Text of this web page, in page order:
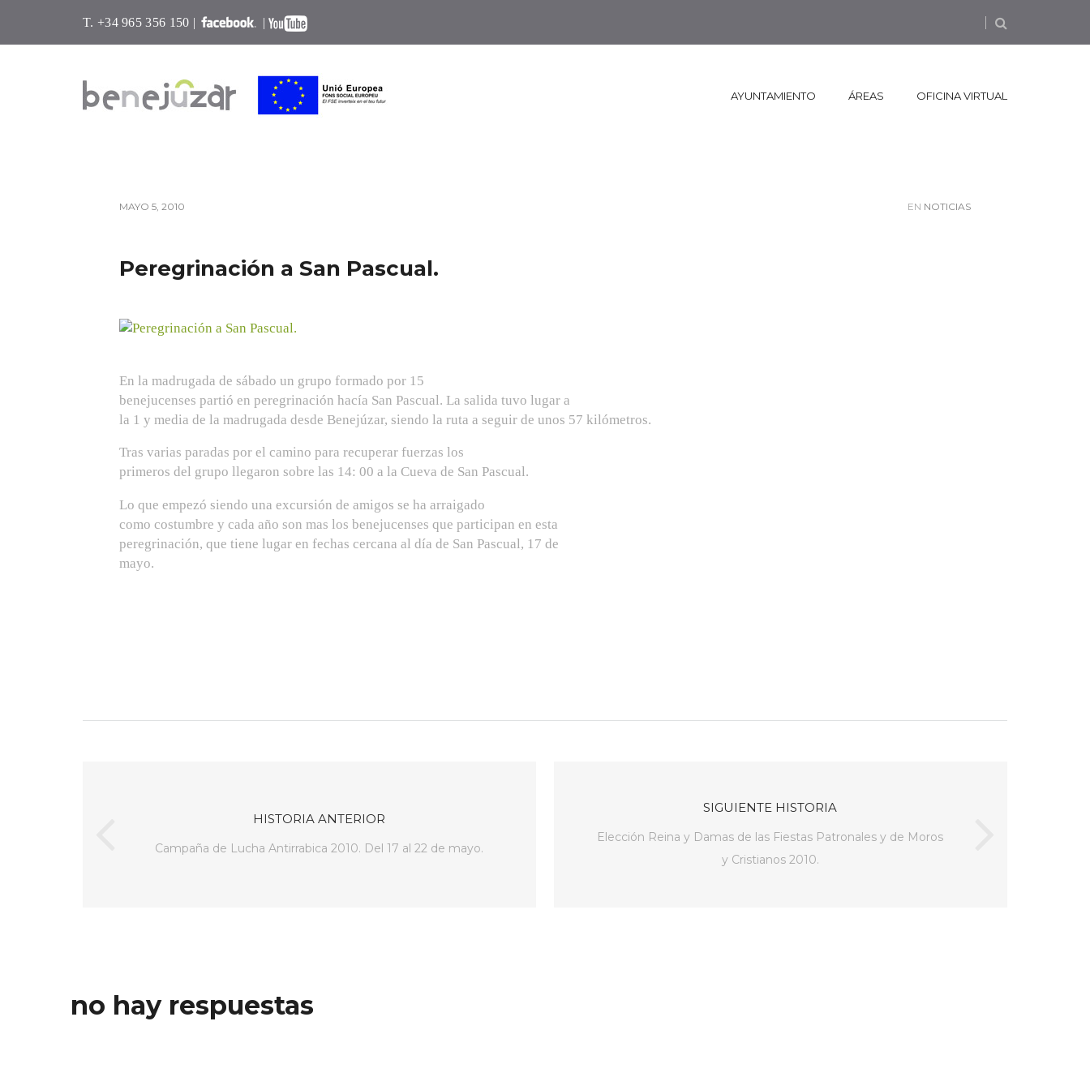
T. +34 965 356 150 | |
AYUNTAMIENTO ÁREAS OFICINA VIRTUAL
MAYO 5, 2010 EN NOTICIAS
Peregrinación a San Pascual.
En la madrugada de sábado un grupo formado por 15
benejucenses partió en peregrinación hacía San Pascual. La salida tuvo lugar a
la 1 y media de la madrugada desde Benejúzar, siendo la ruta a seguir de unos 57 kilómetros.
Tras varias paradas por el camino para recuperar fuerzas los
primeros del grupo llegaron sobre las 14: 00 a la Cueva de San Pascual.
Lo que empezó siendo una excursión de amigos se ha arraigado
como costumbre y cada año son mas los benejucenses que participan en esta
peregrinación, que tiene lugar en fechas cercana al día de San Pascual, 17 de
mayo.
HISTORIA ANTERIOR
Campaña de Lucha Antirrabica 2010. Del 17 al 22 de mayo.
SIGUIENTE HISTORIA
Elección Reina y Damas de las Fiestas Patronales y de Moros
y Cristianos 2010.
no hay respuestas